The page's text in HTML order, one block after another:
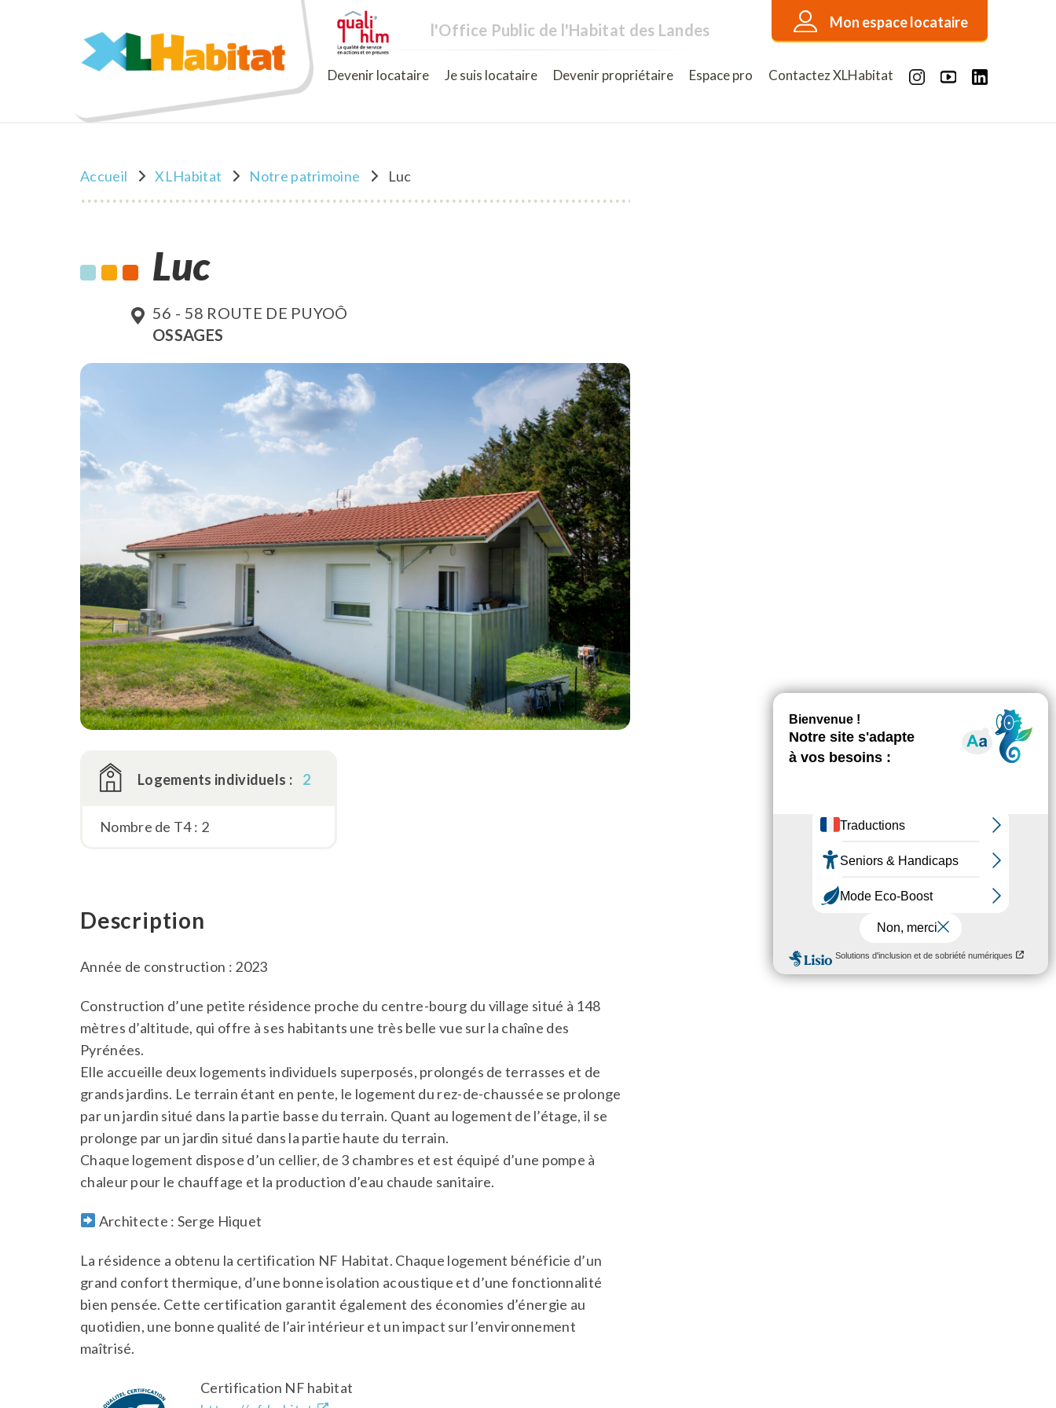
l'Office Public de l'Habitat des Landes Mon espace locataire
XLHabitat Devenir locataire Je suis locataire Devenir propriétaire Espace pro Contactez XLHabitat
Accueil XLHabitat Notre patrimoine Luc
Luc
56 - 58 ROUTE DE PUYOÔ
OSSAGES
Logements individuels : 2
Nombre de T4 : 2
Description
Année de construction : 2023
Construction d’une petite résidence proche du centre-bourg du village situé à 148
mètres d’altitude, qui offre à ses habitants une très belle vue sur la chaîne des
Pyrénées.
Elle accueille deux logements individuels superposés, prolongés de terrasses et de
grands jardins. Le terrain étant en pente, le logement du rez-de-chaussée se prolonge
par un jardin situé dans la partie basse du terrain. Quant au logement de l’étage, il se
prolonge par un jardin situé dans la partie haute du terrain.
Chaque logement dispose d’un cellier, de 3 chambres et est équipé d’une pompe à
chaleur pour le chauffage et la production d’eau chaude sanitaire.
Architecte : Serge Hiquet
La résidence a obtenu la certification NF Habitat. Chaque logement bénéficie d’un
grand confort thermique, d’une bonne isolation acoustique et d’une fonctionnalité
bien pensée. Cette certification garantit également des économies d’énergie au
quotidien, une bonne qualité de l’air intérieur et un impact sur l’environnement
maîtrisé.
Certification NF habitat